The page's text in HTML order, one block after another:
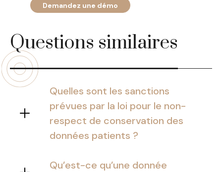
Demandez une démo
Questions similaires
Quelles sont les sanctions
prévues par la loi pour le non-
respect de conservation des
données patients ?
sanctions vont de la mise en
Qu’est-ce qu’une donnée